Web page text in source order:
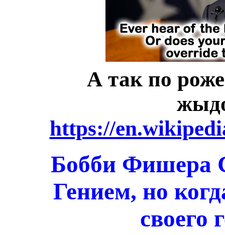
А так по
https://
Бобби Фишера
Гением, но
своего